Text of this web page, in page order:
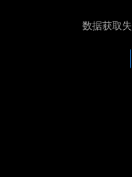
数据获取